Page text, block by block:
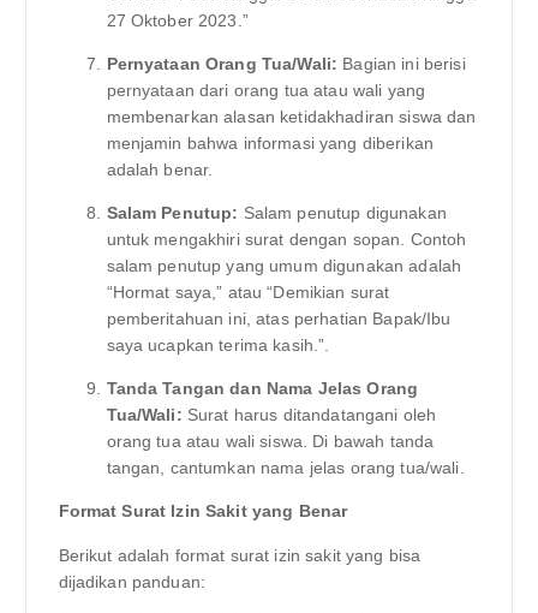
27 Oktober 2023.”
Pernyataan Orang Tua/Wali: Bagian ini berisi
pernyataan dari orang tua atau wali yang
membenarkan alasan ketidakhadiran siswa dan
menjamin bahwa informasi yang diberikan
adalah benar.
Salam Penutup: Salam penutup digunakan
untuk mengakhiri surat dengan sopan. Contoh
salam penutup yang umum digunakan adalah
“Hormat saya,” atau “Demikian surat
pemberitahuan ini, atas perhatian Bapak/Ibu
saya ucapkan terima kasih.”.
Tanda Tangan dan Nama Jelas Orang
Tua/Wali: Surat harus ditandatangani oleh
orang tua atau wali siswa. Di bawah tanda
tangan, cantumkan nama jelas orang tua/wali.
Format Surat Izin Sakit yang Benar
Berikut adalah format surat izin sakit yang bisa
dijadikan panduan: